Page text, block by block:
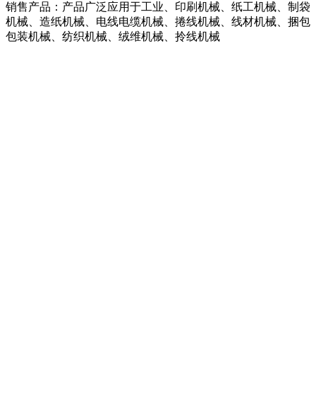
销售产品：产品广泛应用于工业、印刷机械、纸工机械、制袋
机械、造纸机械、电线电缆机械、捲线机械、线材机械、捆包
包装机械、纺织机械、绒维机械、拎线机械